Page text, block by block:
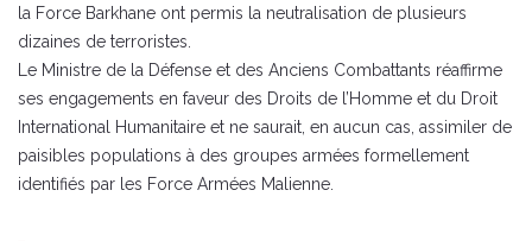
la Force Barkhane ont permis la neutralisation de plusieurs
dizaines de terroristes.
Le Ministre de la Défense et des Anciens Combattants réaffirme
ses engagements en faveur des Droits de l’Homme et du Droit
International Humanitaire et ne saurait, en aucun cas, assimiler de
paisibles populations à des groupes armées formellement
identifiés par les Force Armées Malienne.